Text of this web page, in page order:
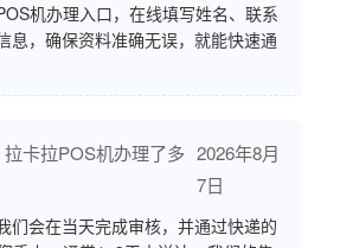
机办理入口，在线填写姓名、联系
息，确保资料准确无误，就能快速通
卡拉POS机办理了多 2026年8月
7日
们会在当天完成审核，并通过快递的